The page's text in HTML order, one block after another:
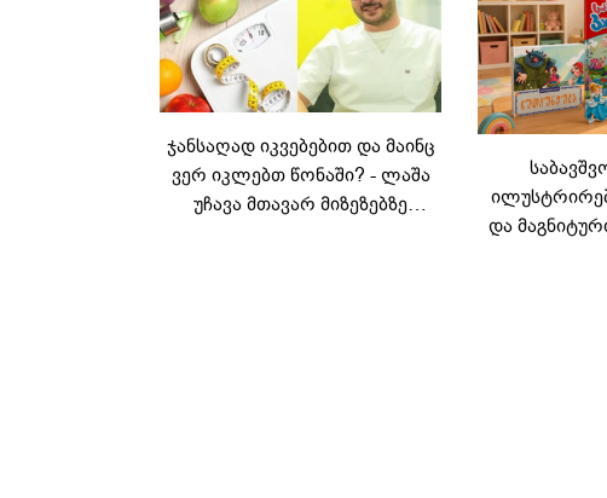
ჯანსაღად იკვებებით და მაინც
ვერ იკლებთ წონაში? - ლაშა
უჩავა მთავარ მიზეზებზე
და